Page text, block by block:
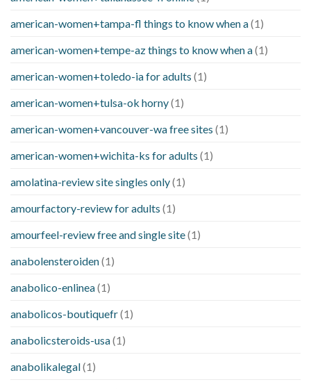
american-women+tampa-fl things to know when a(1)
american-women+tempe-az things to know when a(1)
american-women+toledo-ia for adults (1)
american-women+tulsa-ok horny(1)
american-women+vancouver-wa free sites (1)
american-women+wichita-ks for adults (1)
amolatina-review site singles only(1)
amourfactory-review for adults (1)
amourfeel-review free and single site(1)
anabolensteroiden(1)
anabolico-enlinea(1)
anabolicos-boutiquefr(1)
anabolicsteroids-usa(1)
anabolikalegal(1)